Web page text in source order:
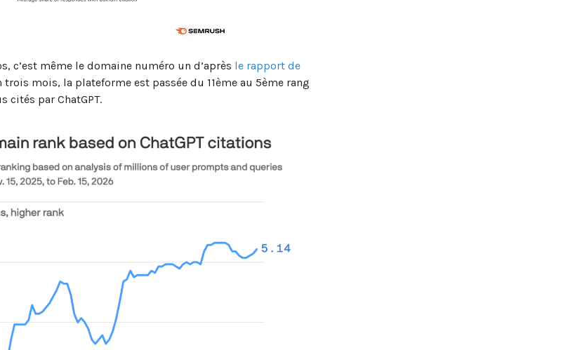
c’est même le domaine numéro un d’après le rapport de
trois mois, la plateforme est passée du 11ème au 5ème rang
cités par ChatGPT.